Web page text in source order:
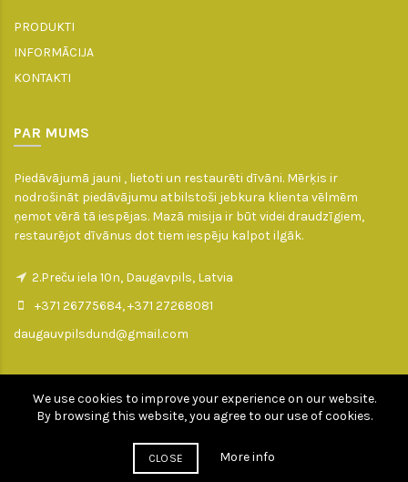
PRODUKTI
INFORMĀCIJA
KONTAKTI
PAR MUMS
Piedāvājumā jauni , lietoti un restaurēti dīvāni. Mērķis ir
nodrošināt piedāvājumu atbilstoši jebkura klienta vēlmēm
ņemot vērā tā iespējas. Mazā misija ir būt videi draudzīgiem,
restaurējot dīvānus dot tiem iespēju kalpot ilgāk.
2.Preču iela 10n, Daugavpils, Latvia
+371 26775684, +371 27268081
daugauvpilsdund@gmail.com
Developed by Goldbird.lv
We use cookies to improve your experience on our website.
By browsing this website, you agree to our use of cookies.
CLOSE More info